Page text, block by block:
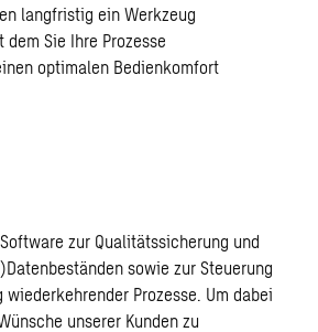
langfristig ein Werkzeug
Sie Ihre Prozesse
optimalen Bedienkomfort
zur Qualitätssicherung und
sowie zur Steuerung
wiederkehrender Prozesse. Um dabei
unserer Kunden zu